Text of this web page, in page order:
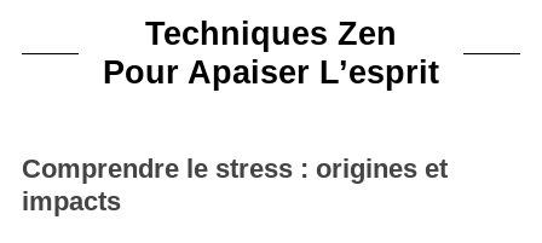
Techniques Zen
Pour Apaiser L’esprit
Comprendre le stress : origines et
impacts